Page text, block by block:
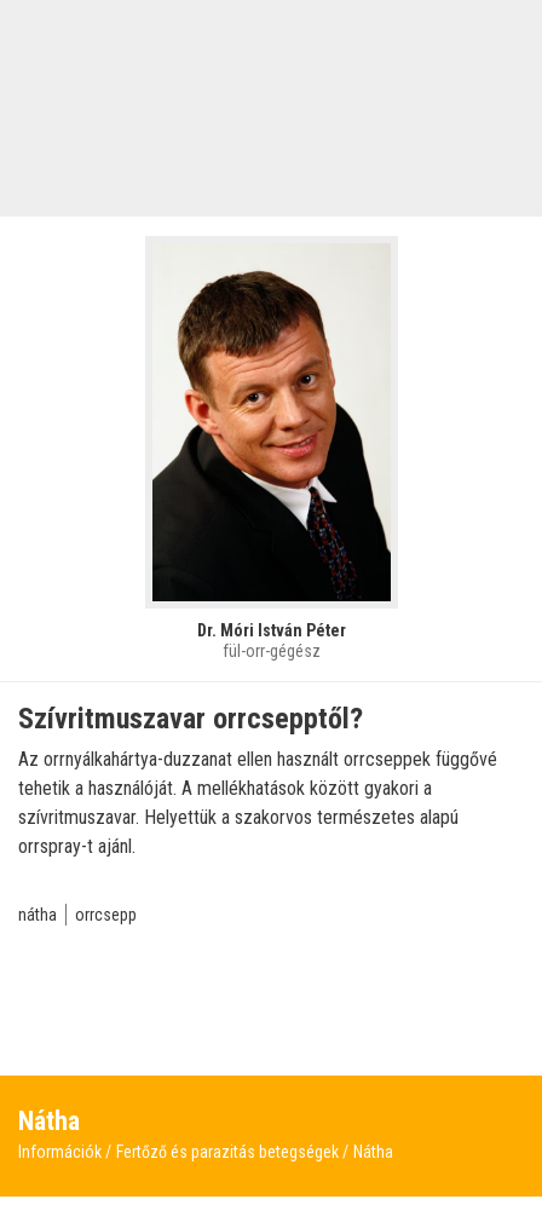
Dr. Móri István Péter
fül-orr-gégész
Szívritmuszavar orrcsepptől?
Az orrnyálkahártya-duzzanat ellen használt orrcseppek függővé
tehetik a használóját. A mellékhatások között gyakori a
szívritmuszavar. Helyettük a szakorvos természetes alapú
orrspray-t ajánl.
nátha orrcsepp
Nátha
Információk Fertőző és parazitás betegségek Nátha